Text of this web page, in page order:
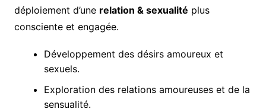
déploiement d’une relation & sexualité plus
consciente et engagée.
Développement des désirs amoureux et
sexuels.
Exploration des relations amoureuses et de la
sensualité.